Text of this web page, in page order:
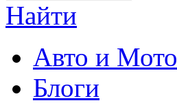
Найти
Авто и Мото
Блоги